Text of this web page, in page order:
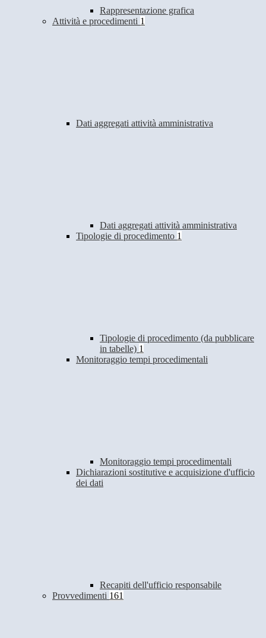
Rappresentazione grafica
Attività e procedimenti 1
Dati aggregati attività amministrativa
Dati aggregati attività amministrativa
Tipologie di procedimento 1
Tipologie di procedimento (da pubblicare
in tabelle) 1
Monitoraggio tempi procedimentali
Monitoraggio tempi procedimentali
Dichiarazioni sostitutive e acquisizione d'ufficio
dei dati
Recapiti dell'ufficio responsabile
Provvedimenti 161